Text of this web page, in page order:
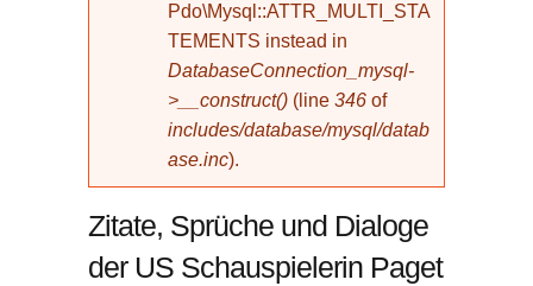
Pdo\Mysql::ATTR_MULTI_STA
TEMENTS instead in
DatabaseConnection_mysql-
>__construct() (line 346 of
includes/database/mysql/datab
ase.inc).
Zitate, Sprüche und Dialoge
der US Schauspielerin Paget